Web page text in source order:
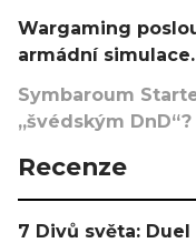
Wargaming
armádní
Symbaroum
„švédským DnD“?
Recenze
7 Divů světa: